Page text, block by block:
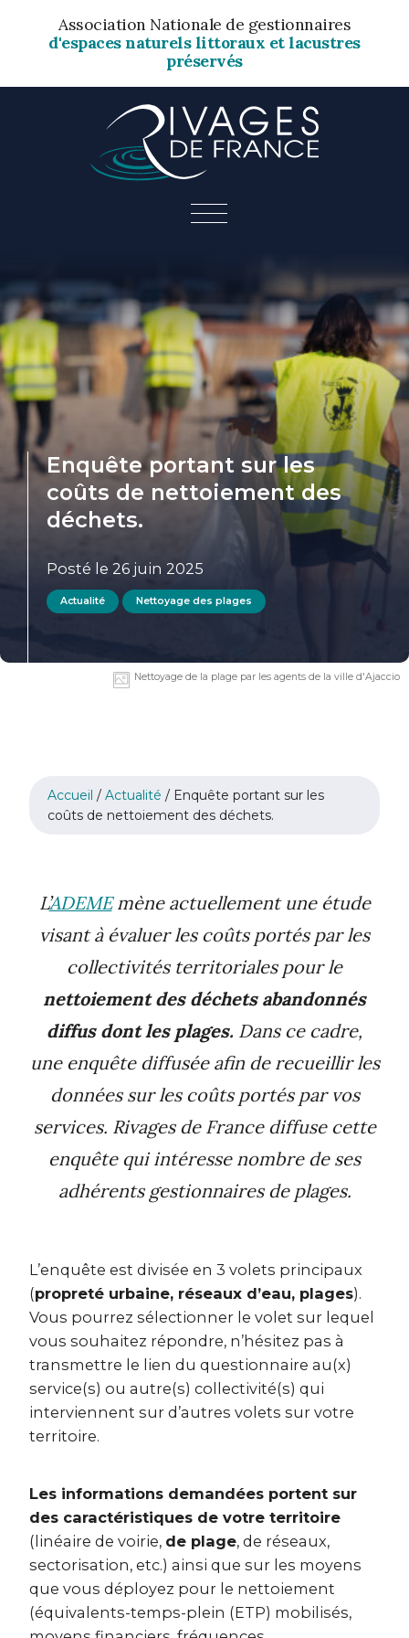
Association Nationale de gestionnaires
d'espaces naturels littoraux et lacustres
préservés
Enquête portant sur les
coûts de nettoiement des
déchets.
Posté le 26 juin 2025
Actualité Nettoyage des plages
Nettoyage de la plage par les agents de la ville d'Ajaccio
Accueil / Actualité / Enquête portant sur les
coûts de nettoiement des déchets.
L’ADEMEmène actuellement une étude
visant à évaluer les coûts portés par les
collectivités territoriales pour le
nettoiement des déchets abandonnés
diffus dont les plages. Dans ce cadre,
une enquête diffusée afin de recueillir les
données sur les coûts portés par vos
services. Rivages de France diffuse cette
enquête qui intéresse nombre de ses
adhérents gestionnaires de plages.
L’enquête est divisée en 3 volets principaux
(propreté urbaine, réseaux d’eau, plages).
Vous pourrez sélectionner le volet sur lequel
vous souhaitez répondre, n’hésitez pas à
transmettre le lien du questionnaire au(x)
service(s) ou autre(s) collectivité(s) qui
interviennent sur d’autres volets sur votre
territoire.
Les informations demandées portent sur
des caractéristiques de votre territoire
(linéaire de voirie, de plage, de réseaux,
sectorisation, etc.) ainsi que sur les moyens
que vous déployez pour le nettoiement
(équivalents-temps-plein (ETP) mobilisés,